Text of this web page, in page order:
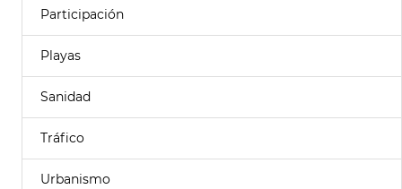
Participación
Playas
Sanidad
Tráfico
Urbanismo